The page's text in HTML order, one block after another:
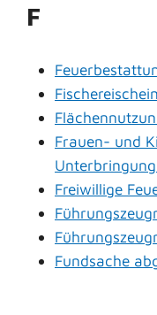
F
Frauen- und
Freiwillige
Fundsache